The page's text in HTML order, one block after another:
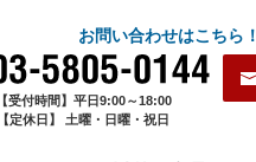
お問い合わせはこちら！
【受付時間】平日9:00～18:00
【定休日】 土曜・日曜・祝日